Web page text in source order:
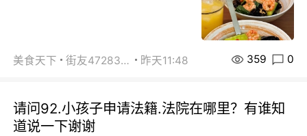
美食天下 街友472838572 昨天11:48 359 0
请问92.小孩子申请法籍.法院在哪里？有谁知
道说一下谢谢